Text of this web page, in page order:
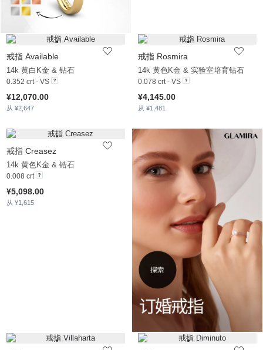
戒指 Available
14k 黄白K金 & 钻石
0.352 crt - VS
¥12,070.00
从 ¥2,647
戒指 Rosmira
14k 黄色K金 & 实验室培育钻石
0.078 crt - VS
¥4,145.00
从 ¥1,481
戒指 Creasez
14k 黄色K金 & 锆石
0.008 crt
¥5,098.00
从 ¥1,615